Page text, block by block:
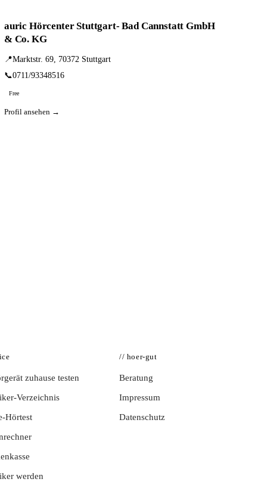
auric Hörcenter Stuttgart- Bad Cannstatt GmbH
& Co. KG
📍Marktstr. 69, 70372 Stuttgart
📞0711/93348516
Free
Profil ansehen →
zuhause testen
Verzeichnis
Hörtest
werden
// hoer-gut
Beratung
Impressum
Datenschutz